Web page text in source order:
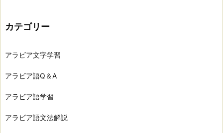
カテゴリー
アラビア文字学習
アラビア語Q＆A
アラビア語学習
アラビア語文法解説